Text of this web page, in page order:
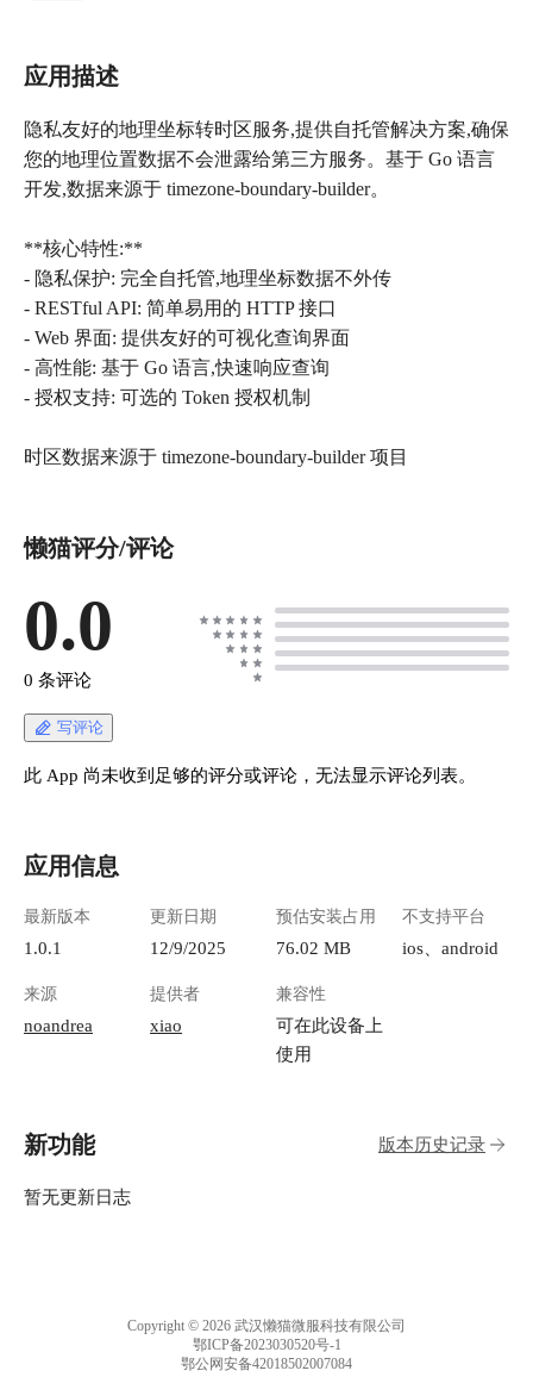
应用描述
隐私友好的地理坐标转时区服务,提供自托管解决方案,确保
您的地理位置数据不会泄露给第三方服务。基于 Go 语言
开发,数据来源于 timezone-boundary-builder。
**核心特性:**
- 隐私保护: 完全自托管,地理坐标数据不外传
- RESTful API: 简单易用的 HTTP 接口
- Web 界面: 提供友好的可视化查询界面
- 高性能: 基于 Go 语言,快速响应查询
- 授权支持: 可选的 Token 授权机制
时区数据来源于 timezone-boundary-builder 项目
懒猫评分/评论
0.0
0 条评论
写评论
此 App 尚未收到足够的评分或评论，无法显示评论列表。
应用信息
最新版本
1.0.1
更新日期
12/9/2025
预估安装占用
76.02 MB
不支持平台
ios、android
来源
noandrea
提供者
xiao
兼容性
可在此设备上
使用
新功能 版本历史记录
暂无更新日志
Copyright © 2026 武汉懒猫微服科技有限公司
鄂ICP备2023030520号-1
鄂公网安备42018502007084